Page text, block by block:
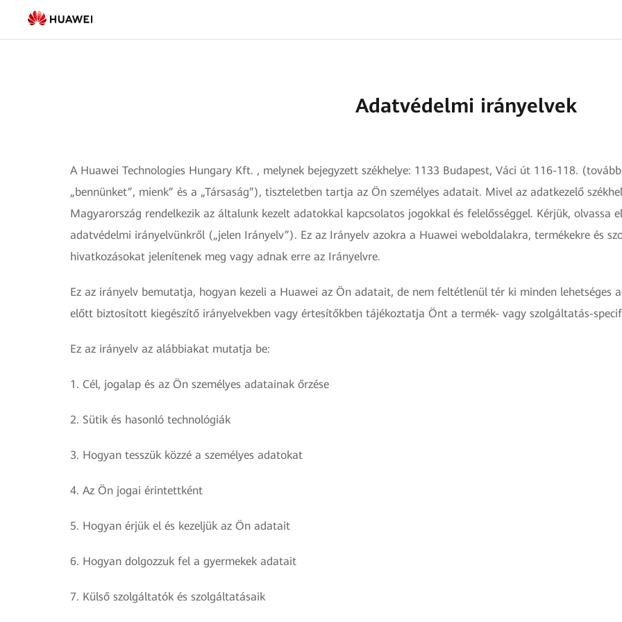
Adatvédelem
-
Adatvédelmi irányelvek
A Huawei Technologies Hungary Kft. , melynek bejegyzett székhelye: 1133 Budapest, Váci út 116-118.
„bennünket”, mienk” és a „Társaság”), tiszteletben tartja az Ön személyes adatait. Mivel az adatkezelő
Magyarország rendelkezik az általunk kezelt adatokkal kapcsolatos jogokkal és felelősséggel. Kérjük,
adatvédelmi irányelvünkről („jelen Irányelv”). Ez az Irányelv azokra a Huawei weboldalakra, termékekre és
hivatkozásokat jelenítenek meg vagy adnak erre az Irányelvre.
Ez az irányelv bemutatja, hogyan kezeli a Huawei az Ön adatait, de nem feltétlenül tér ki minden lehetséges
előtt biztosított kiegészítő irányelvekben vagy értesítőkben tájékoztatja Önt a termék- vagy szolgáltatás-
Ez az irányelv az alábbiakat mutatja be:
1. Cél, jogalap és az Ön személyes adatainak őrzése
2. Sütik és hasonló technológiák
3. Hogyan tesszük közzé a személyes adatokat
4. Az Ön jogai érintettként
5. Hogyan érjük el és kezeljük az Ön adatait
6. Hogyan dolgozzuk fel a gyermekek adatait
7. Külső szolgáltatók és szolgáltatásaik